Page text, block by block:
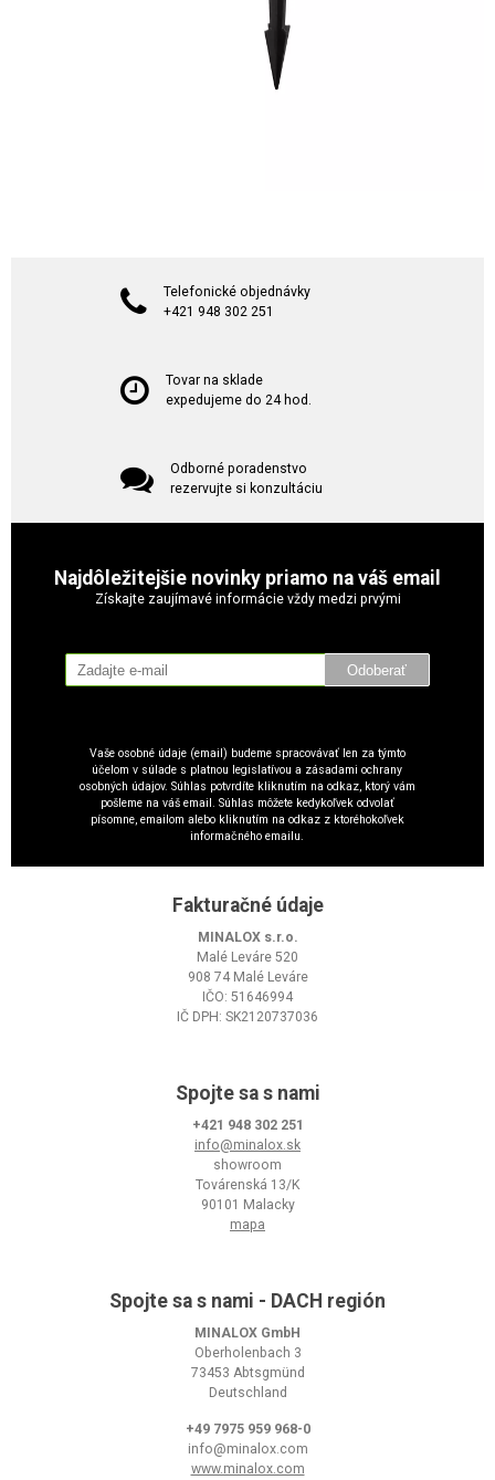
Telefonické objednávky
+421 948 302 251
Tovar na sklade
expedujeme do 24 hod.
Odborné poradenstvo
rezervujte si konzultáciu
Najdôležitejšie novinky priamo na váš email
Získajte zaujímavé informácie vždy medzi prvými
Odoberať
Vaše osobné údaje (email) budeme spracovávať len za týmto
účelom v súlade s platnou legislatívou a zásadami ochrany
osobných údajov. Súhlas potvrdíte kliknutím na odkaz, ktorý vám
pošleme na váš email. Súhlas môžete kedykoľvek odvolať
písomne, emailom alebo kliknutím na odkaz z ktoréhokoľvek
informačného emailu.
Fakturačné údaje
MINALOX s.r.o.
Malé Leváre 520
908 74 Malé Leváre
IČO: 51646994
IČ DPH: SK2120737036
Spojte sa s nami
+421 948 302 251
info@minalox.sk
showroom
Továrenská 13/K
90101 Malacky
mapa
Spojte sa s nami - DACH región
MINALOX GmbH
Oberholenbach 3
73453 Abtsgmünd
Deutschland
+49 7975 959 968-0
info@minalox.com
www.minalox.com